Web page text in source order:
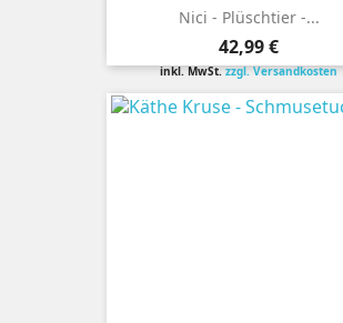
Nici - Plüschtier -...
Preis
42,99 €
inkl. MwSt.zzgl. Versandkosten